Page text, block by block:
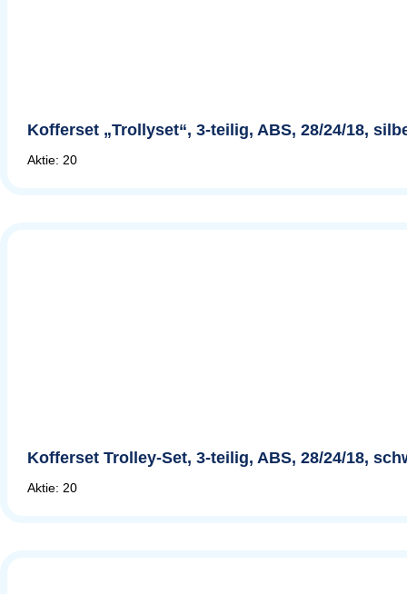
Kofferset „Trollyset“, 3-teilig, ABS, 28/24/18,
Aktie: 20
Kofferset Trolley-Set, 3-teilig, ABS, 28/24/18,
Aktie: 20